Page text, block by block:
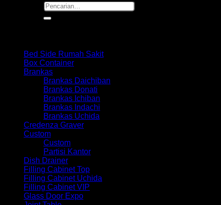
Pencarian
untuk:
Bed Side Rumah Sakit
Box Container
Brankas
Brankas Daichiban
Brankas Donati
Brankas Ichiban
Brankas Indachi
Brankas Uchida
Credenza Graver
Custom
Custom
Partisi Kantor
Dish Drainer
Filling Cabinet Top
Filling Cabinet Uchida
Filling Cabinet VIP
Glass Door Expo